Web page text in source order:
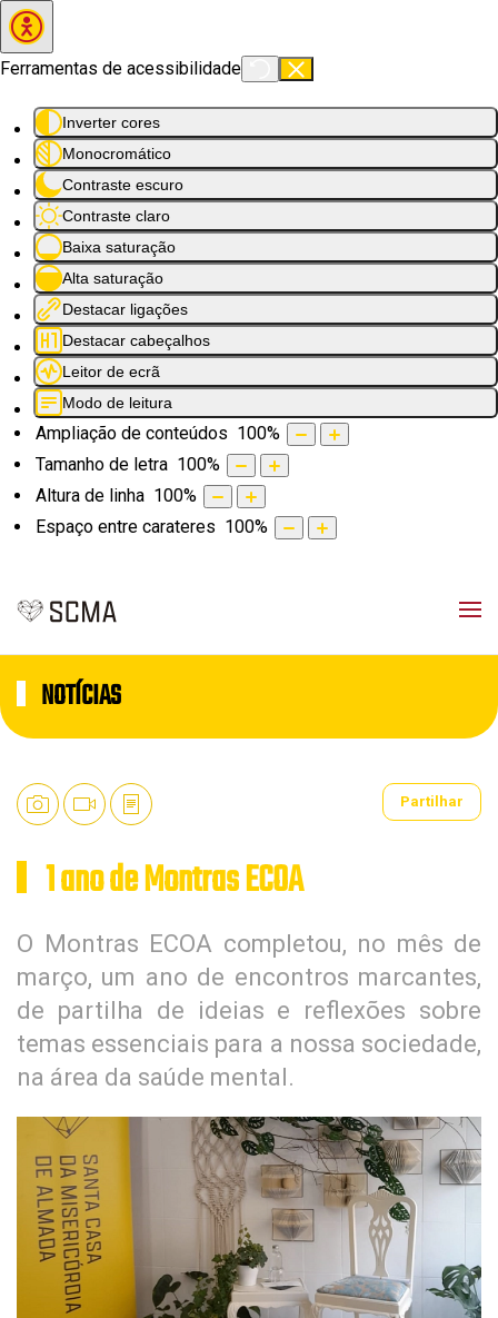
Ferramentas de acessibilidade
Inverter cores
Monocromático
Contraste escuro
Contraste claro
Baixa saturação
Alta saturação
Destacar ligações
Destacar cabeçalhos
Leitor de ecrã
Modo de leitura
Ampliação de conteúdos 100%
Tamanho de letra 100%
Altura de linha 100%
Espaço entre carateres 100%
Saltar para o conteúdo principal
NOTÍCIAS
Partilhar
1 ano de Montras ECOA
O Montras ECOA completou, no mês de
março, um ano de encontros marcantes,
de partilha de ideias e reflexões sobre
temas essenciais para a nossa sociedade,
na área da saúde mental.